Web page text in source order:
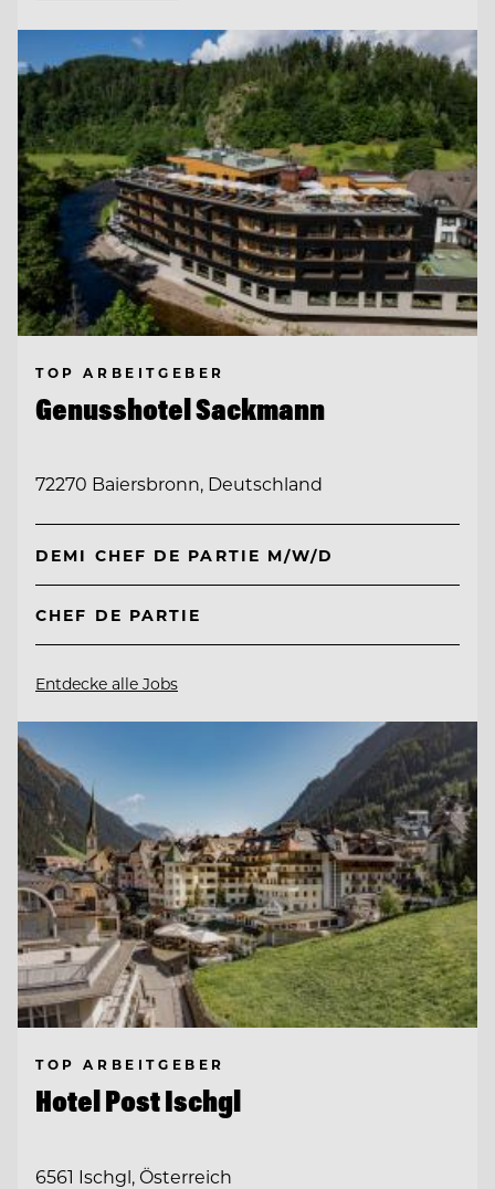
TOP ARBEITGEBER
Genusshotel Sackmann
72270 Baiersbronn, Deutschland
DEMI CHEF DE PARTIE M/W/D
CHEF DE PARTIE
Entdecke alle Jobs
TOP ARBEITGEBER
Hotel Post Ischgl
6561 Ischgl, Österreich